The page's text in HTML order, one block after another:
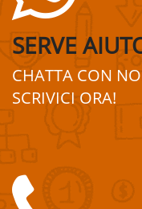
SERVE
CHATTA CON
SCRIVICI ORA!